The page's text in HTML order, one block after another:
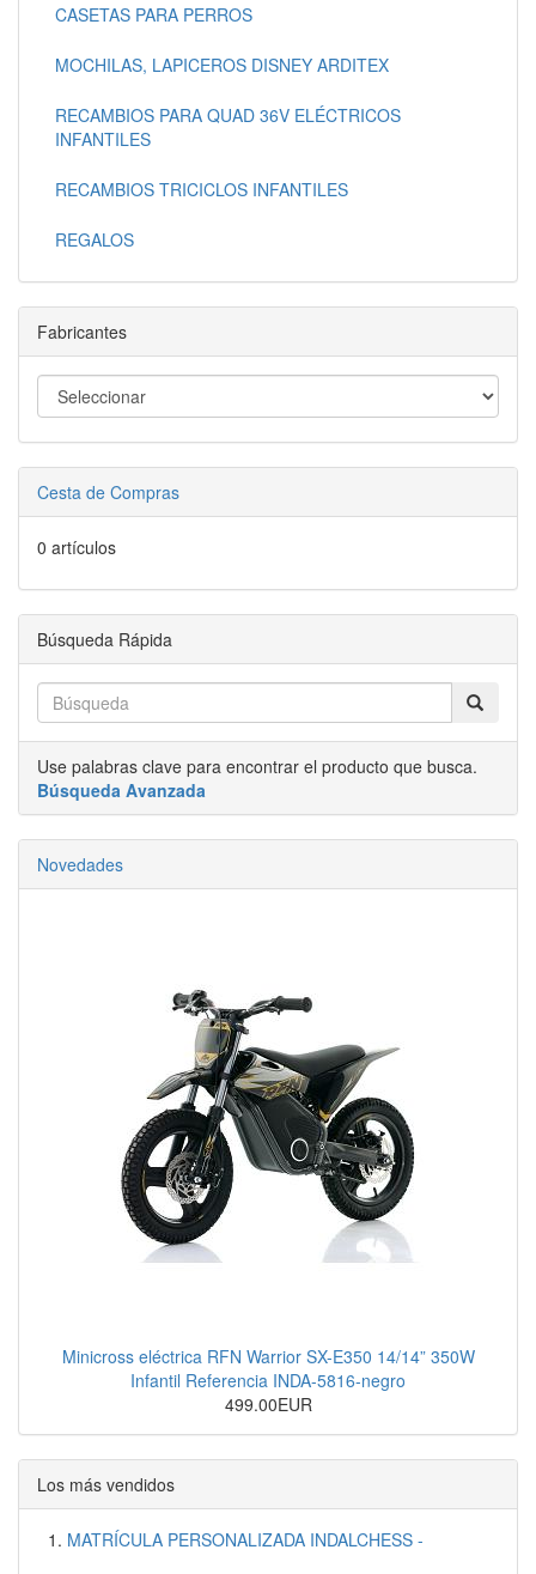
CASETAS PARA PERROS
MOCHILAS, LAPICEROS DISNEY ARDITEX
RECAMBIOS PARA QUAD 36V ELÉCTRICOS
INFANTILES
RECAMBIOS TRICICLOS INFANTILES
REGALOS
Fabricantes
Cesta de Compras
0 artículos
Búsqueda Rápida
Use palabras clave para encontrar el producto que busca.
Búsqueda Avanzada
Novedades
Minicross eléctrica RFN Warrior SX-E350 14/14” 350W
Infantil Referencia INDA-5816-negro
499.00EUR
Los más vendidos
MATRÍCULA PERSONALIZADA INDALCHESS -